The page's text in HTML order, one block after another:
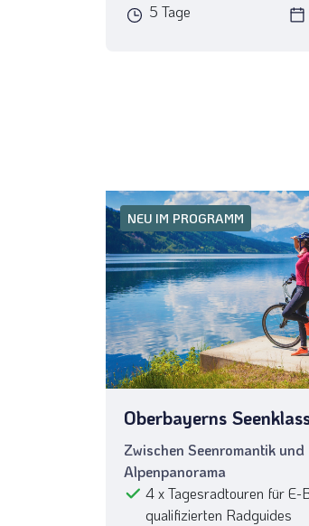
5 Tage
NEU IM PROGRAMM
Oberbayerns
Zwischen Seenromantik und
Alpenpanorama
4 x Tagesradtouren für E-
qualifizierten Radguides